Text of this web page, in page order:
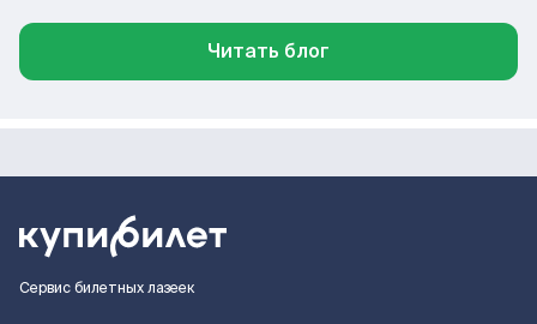
Читать блог
Сервис билетных лазеек